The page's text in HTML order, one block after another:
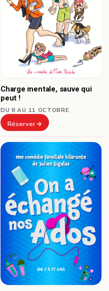
Charge mentale, sauve qui
peut !
DU 8 AU 11 OCTOBRE
Réserver